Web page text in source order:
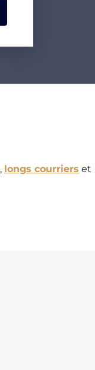
, longs courriers et